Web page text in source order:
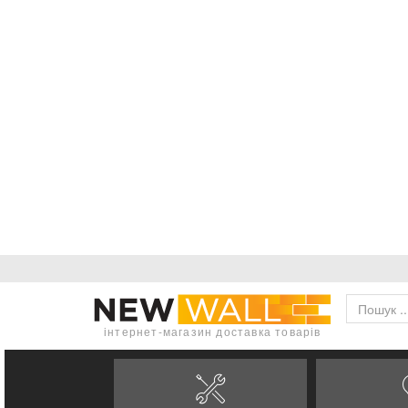
інтернет-магазин доставка товарів